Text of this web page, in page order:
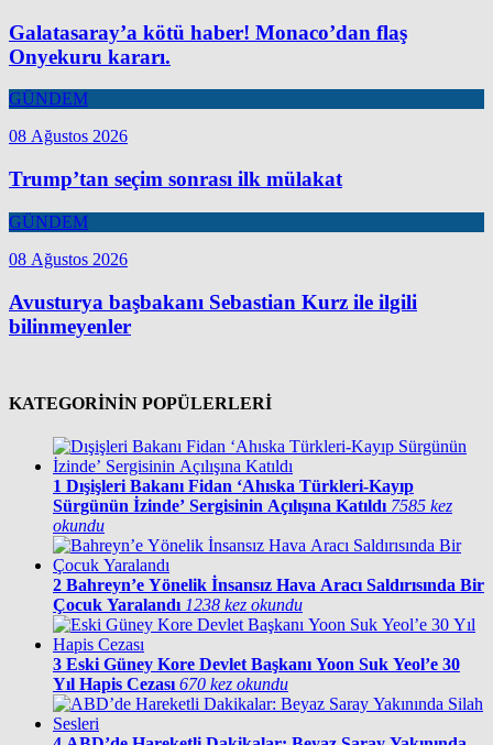
Galatasaray’a kötü haber! Monaco’dan flaş
Onyekuru kararı.
GÜNDEM
08 Ağustos 2026
Trump’tan seçim sonrası ilk mülakat
GÜNDEM
08 Ağustos 2026
Avusturya başbakanı Sebastian Kurz ile ilgili
bilinmeyenler
KATEGORİNİN POPÜLERLERİ
1 Dışişleri Bakanı Fidan ‘Ahıska Türkleri-Kayıp
Sürgünün İzinde’ Sergisinin Açılışına Katıldı 7585 kez
okundu
2 Bahreyn’e Yönelik İnsansız Hava Aracı Saldırısında Bir
Çocuk Yaralandı 1238 kez okundu
3 Eski Güney Kore Devlet Başkanı Yoon Suk Yeol’e 30
Yıl Hapis Cezası 670 kez okundu